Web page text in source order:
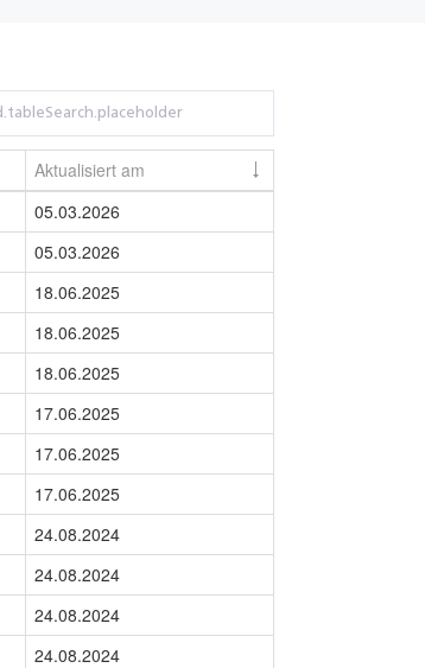
Aktualisiert am
05.03.2026
05.03.2026
18.06.2025
18.06.2025
18.06.2025
17.06.2025
17.06.2025
17.06.2025
24.08.2024
24.08.2024
24.08.2024
24.08.2024